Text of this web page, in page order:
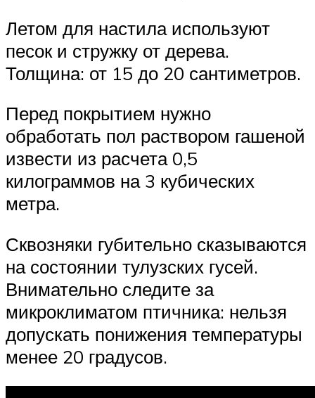
Летом для настила используют
песок и стружку от дерева.
Толщина: от 15 до 20 сантиметров.
Перед покрытием нужно
обработать пол раствором гашеной
извести из расчета 0,5
килограммов на 3 кубических
метра.
Сквозняки губительно сказываются
на состоянии тулузских гусей.
Внимательно следите за
микроклиматом птичника: нельзя
допускать понижения температуры
менее 20 градусов.